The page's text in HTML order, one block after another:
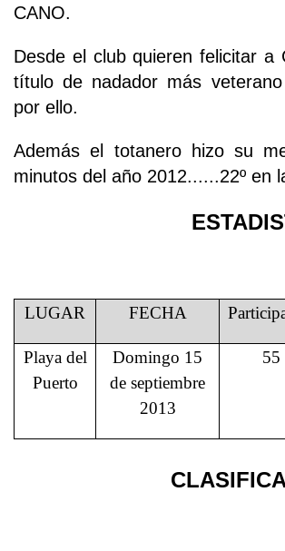
CANO.
Desde el club quieren felicitar a
título de nadador más
por ello.
Además el totanero hizo su
minutos del año 2012......22º en
LUGAR FECHA
Playa del
Puerto
Domingo 15
de septiembre
2013
55